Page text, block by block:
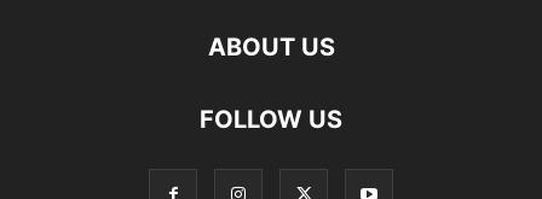
ABOUT US
FOLLOW US